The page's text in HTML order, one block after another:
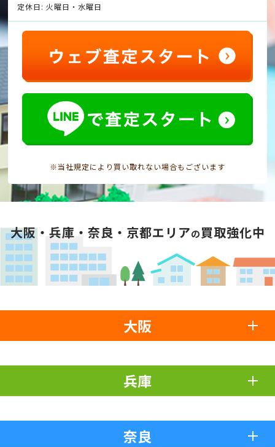
定休日: 火曜日・水曜日
※当社規定により買い取れない場合もございます
大阪・兵庫・奈良・京都エリアの買取強化中
大阪
兵庫
奈良